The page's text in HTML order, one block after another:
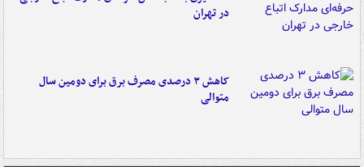
در تهران
کاهش ۳ درصدی مصرف برق برای دومین سال
متوالی